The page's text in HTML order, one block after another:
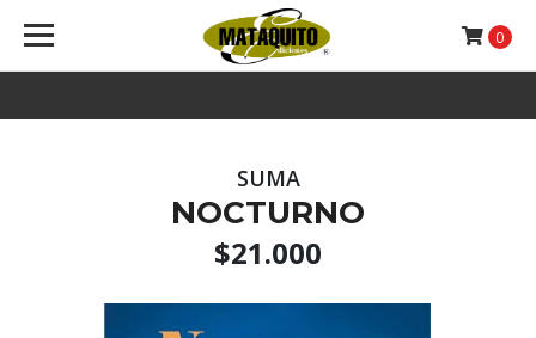
0
SUMA
NOCTURNO
$21.000